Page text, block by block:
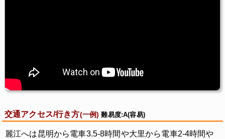
交通アクセス/行き方(一例) 難易度:A(容易)
麗江へは昆明から電車3.5-8時間や大里から電車2-4時間や